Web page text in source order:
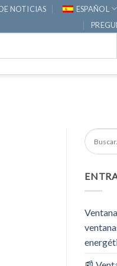
NOTICIAS ESPAÑOL